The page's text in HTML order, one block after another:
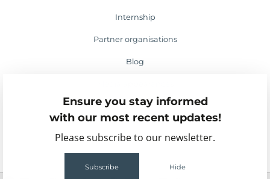
Ensure you stay informed
with our most recent updates!
Please subscribe to our newsletter.
Subscribe Hide
Internship
Partner organisations
Blog
Events